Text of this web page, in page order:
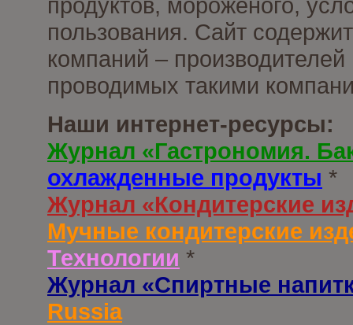
пользования. Сайт
компаний –
проводимых такими
Наши интернет-ресурсы:
Журнал «Гастрономия.
охлажденные продукты *
Журнал «Кондитерские
Мучные кондитерские
Технологии *
Журнал «Спиртные
Russia